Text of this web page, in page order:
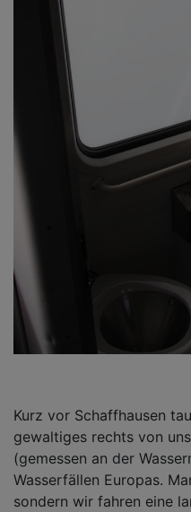
Kurz vor Schaffhausen
gewaltiges rechts von
(gemessen an der
Wasserfällen Europas.
sondern wir fahren eine